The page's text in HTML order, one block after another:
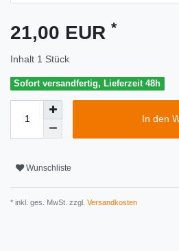
21,00 EUR *
Inhalt 1 Stück
Sofort versandfertig, Lieferzeit 48h
In den
Wunschliste
* inkl. ges. MwSt. zzgl. Versandkosten